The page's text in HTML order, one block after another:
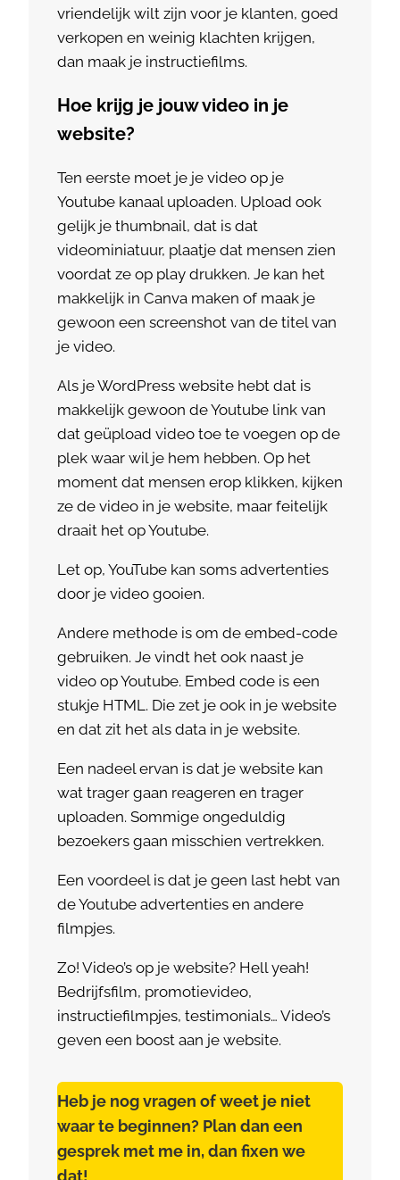
vriendelijk wilt zijn voor je klanten, goed
verkopen en weinig klachten krijgen,
dan maak je instructiefilms.
Hoe krijg je jouw video in je
website?
Ten eerste moet je je video op je
Youtube kanaal uploaden. Upload ook
gelijk je thumbnail, dat is dat
videominiatuur, plaatje dat mensen zien
voordat ze op play drukken. Je kan het
makkelijk in Canva maken of maak je
gewoon een screenshot van de titel van
je video.
Als je WordPress website hebt dat is
makkelijk gewoon de Youtube link van
dat geüpload video toe te voegen op de
plek waar wil je hem hebben. Op het
moment dat mensen erop klikken, kijken
ze de video in je website, maar feitelijk
draait het op Youtube.
Let op, YouTube kan soms advertenties
door je video gooien.
Andere methode is om de embed-code
gebruiken. Je vindt het ook naast je
video op Youtube. Embed code is een
stukje HTML. Die zet je ook in je website
en dat zit het als data in je website.
Een nadeel ervan is dat je website kan
wat trager gaan reageren en trager
uploaden. Sommige ongeduldig
bezoekers gaan misschien vertrekken.
Een voordeel is dat je geen last hebt van
de Youtube advertenties en andere
filmpjes.
Zo! Video’s op je website? Hell yeah!
Bedrijfsfilm, promotievideo,
instructiefilmpjes, testimonials… Video’s
geven een boost aan je website.
Heb je nog vragen of weet je niet
waar te beginnen? Plan dan een
gesprek met me in, dan fixen we